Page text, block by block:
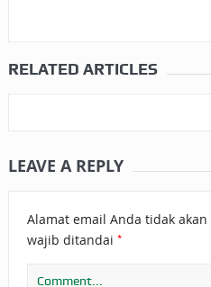
RELATED ARTICLES
LEAVE A REPLY
Alamat email Anda tidak
wajib ditandai *